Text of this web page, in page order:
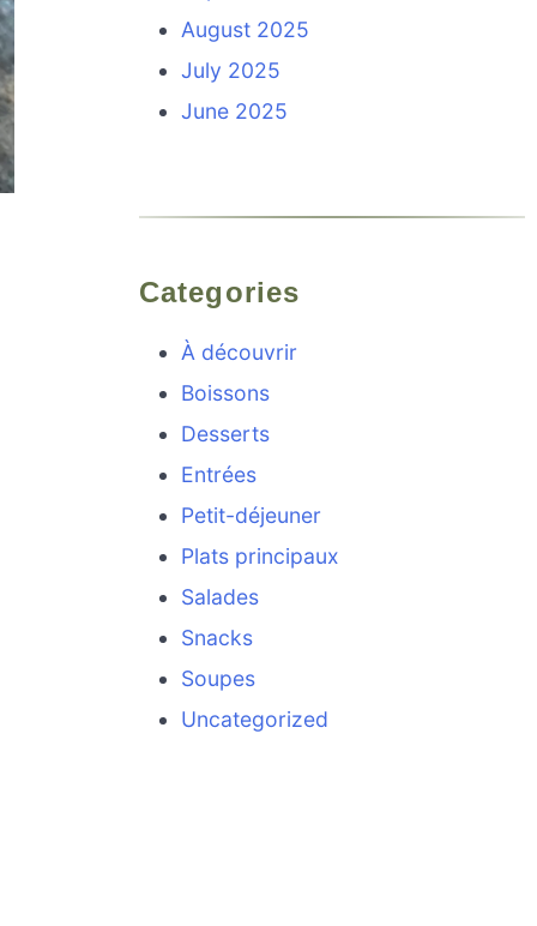
August 2025
July 2025
June 2025
Categories
À découvrir
Boissons
Desserts
Entrées
Petit-déjeuner
Plats principaux
Salades
Snacks
Soupes
Uncategorized